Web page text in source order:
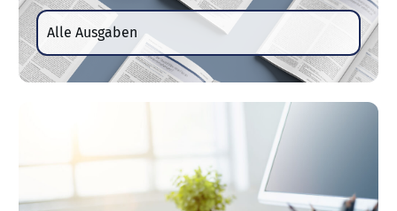
Alle Ausgaben